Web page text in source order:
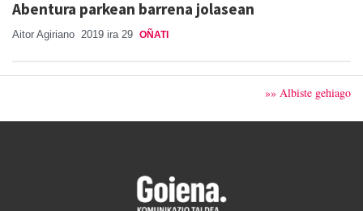
Abentura parkean barrena jolasean
Aitor Agiriano 2019 ira 29 OÑATI
»» Albiste gehiago